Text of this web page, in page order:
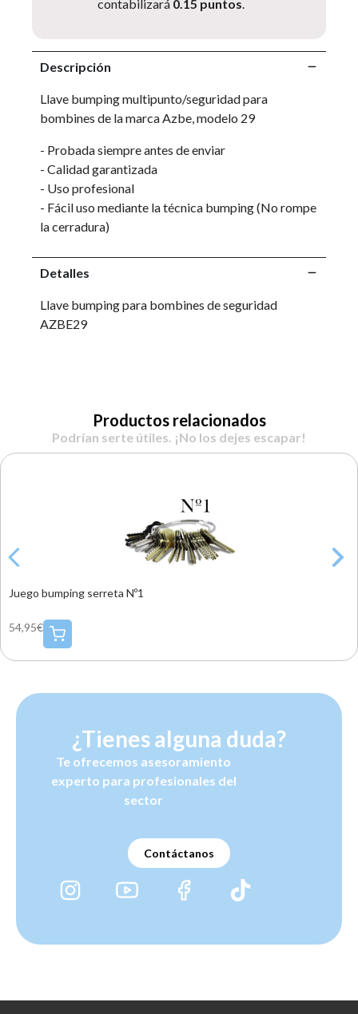
contabilizará 0.15 puntos.
Descripción
Llave bumping multipunto/seguridad para
bombines de la marca Azbe, modelo 29
- Probada siempre antes de enviar
- Calidad garantizada
- Uso profesional
- Fácil uso mediante la técnica bumping (No rompe
la cerradura)
Detalles
Llave bumping para bombines de seguridad
AZBE29
Productos relacionados
Podrían serte útiles. ¡No los dejes escapar!
Juego bumping serreta Nº1
54,95€
¿Tienes alguna duda?
Te ofrecemos asesoramiento
experto para profesionales del
sector
Contáctanos